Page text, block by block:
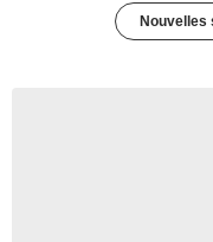
Nouvelles